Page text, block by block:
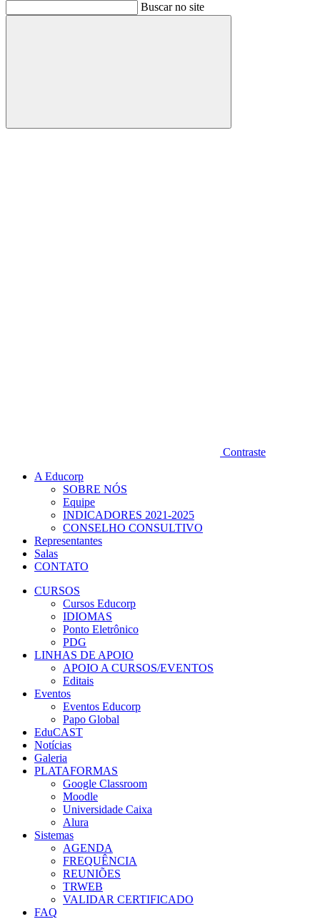
BuscarBuscar no site
Buscar
Contraste
A Educorp
SOBRE NÓS
Equipe
INDICADORES 2021-2025
CONSELHO CONSULTIVO
Representantes
Salas
CONTATO
CURSOS
Cursos Educorp
IDIOMAS
Ponto Eletrônico
PDG
LINHAS DE APOIO
APOIO A CURSOS/EVENTOS
Editais
Eventos
Eventos Educorp
Papo Global
EduCAST
Notícias
Galeria
PLATAFORMAS
Google Classroom
Moodle
Universidade Caixa
Alura
Sistemas
AGENDA
FREQUÊNCIA
REUNIÕES
TRWEB
VALIDAR CERTIFICADO
FAQ